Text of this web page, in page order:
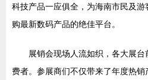
科技产品一应俱全，为海南市民及
购最新数码产品的绝佳平台。
展销会现场人流如织，各大展
费者。参展商们不仅带来了年度热